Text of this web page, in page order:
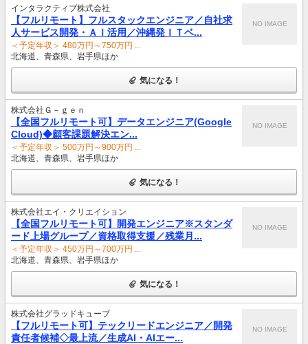
インタラクティブ株式会社
【フルリモート】フルスタックエンジニア／自社求
人サービス開発・ＡＩ活用／沖縄発ＩＴベ...
＜予定年収＞ 480万円～750万円 ...
北海道、青森県、岩手県ほか
NO IMAGE
気になる！
株式会社Ｇ－ｇｅｎ
【全国フルリモート可】データエンジニア(Google
Cloud)◆顧客課題解決エン...
＜予定年収＞ 500万円～900万円 ...
北海道、青森県、岩手県ほか
NO IMAGE
気になる！
株式会社エイ・クリエイション
【全国フルリモート可】開発エンジニア※スタンダ
ード上場グループ／資格取得支援／残業月...
＜予定年収＞ 450万円～700万円 ...
北海道、青森県、岩手県ほか
NO IMAGE
気になる！
株式会社グラッドキューブ
【フルリモート可】テックリードエンジニア／開発
責任者候補◇最上流／生成AI・AIエー...
NO IMAGE